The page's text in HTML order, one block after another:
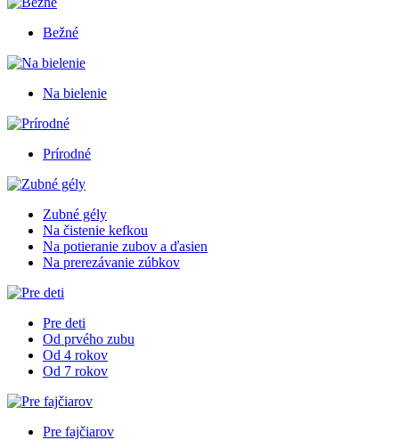
Bežné
Na bielenie
Prírodné
Zubné gély
Na čistenie kefkou
Na potieranie zubov a ďasien
Na prerezávanie zúbkov
Pre deti
Od prvého zubu
Od 4 rokov
Od 7 rokov
Pre fajčiarov